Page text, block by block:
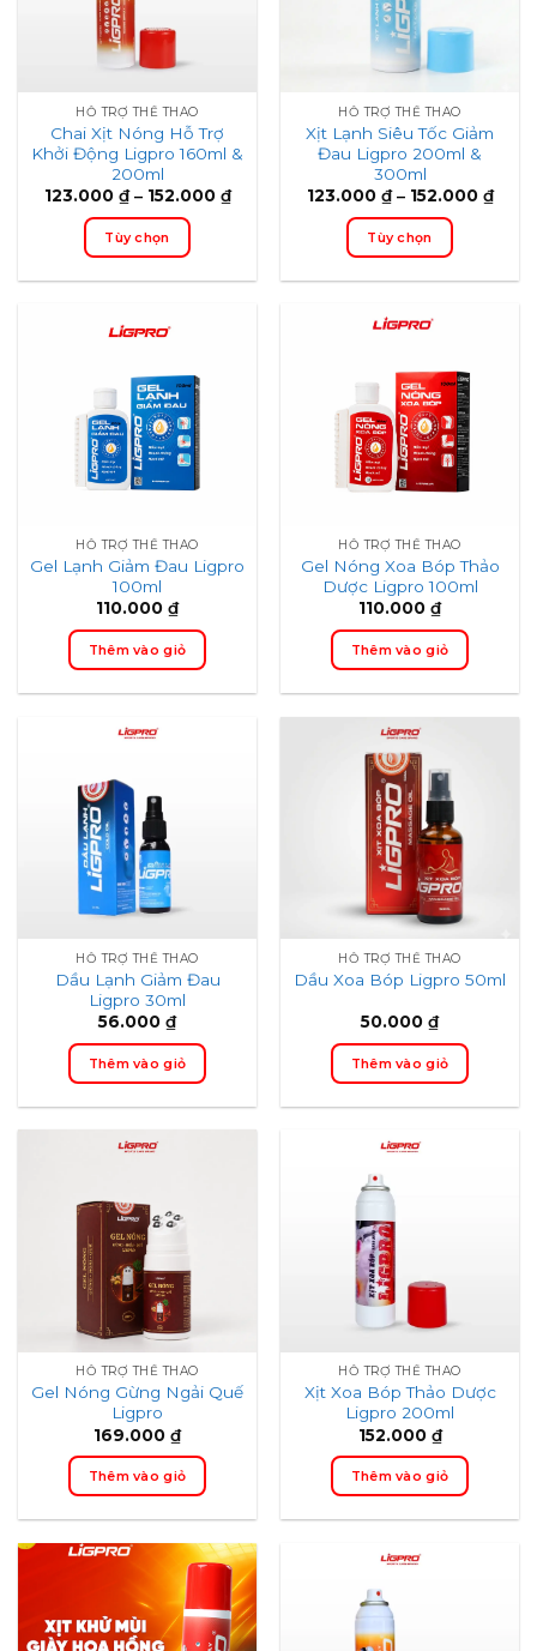
tùy
chọn,
thể
chọn
trên
trang
sản
phẩm
Các
tùy
chọn,
thể
chọn
trên
trang
sản
phẩm
HỖ TRỢ THỂ THAO
Chai Xịt Nóng Hỗ Trợ
Khởi Động Ligpro 160ml &
200ml
123.000 ₫ – 152.000 ₫Price
range:
Tùy chọn
có
biến
thể.
Các
tùy
chọn,
thể
chọn
trên
trang
sản
phẩm
HỖ TRỢ THỂ THAO
Xịt Lạnh Siêu Tốc Giảm
Đau Ligpro 200ml &
300ml
123.000 ₫ – 152.000 ₫Price
Tùy chọn
này
nhiều
biến
thể.
Các
tùy
chọn,
thể
chọn
trên
trang
sản
phẩm
HỖ TRỢ THỂ THAO
Gel Lạnh Giảm Đau Ligpro
100ml
110.000 ₫
Thêm vào giỏ
HỖ TRỢ THỂ THAO
Gel Nóng Xoa Bóp Thảo
Dược Ligpro 100ml
110.000 ₫
Thêm vào giỏ
HỖ TRỢ THỂ THAO
Dầu Lạnh Giảm Đau
Ligpro 30ml
56.000 ₫
Thêm vào giỏ
HỖ TRỢ THỂ THAO
Dầu Xoa Bóp Ligpro 50ml
50.000 ₫
Thêm vào giỏ
HỖ TRỢ THỂ THAO
Gel Nóng Gừng Ngải Quế
Ligpro
169.000 ₫
Thêm vào giỏ
HỖ TRỢ THỂ THAO
Xịt Xoa Bóp Thảo Dược
Ligpro 200ml
152.000 ₫
Thêm vào giỏ